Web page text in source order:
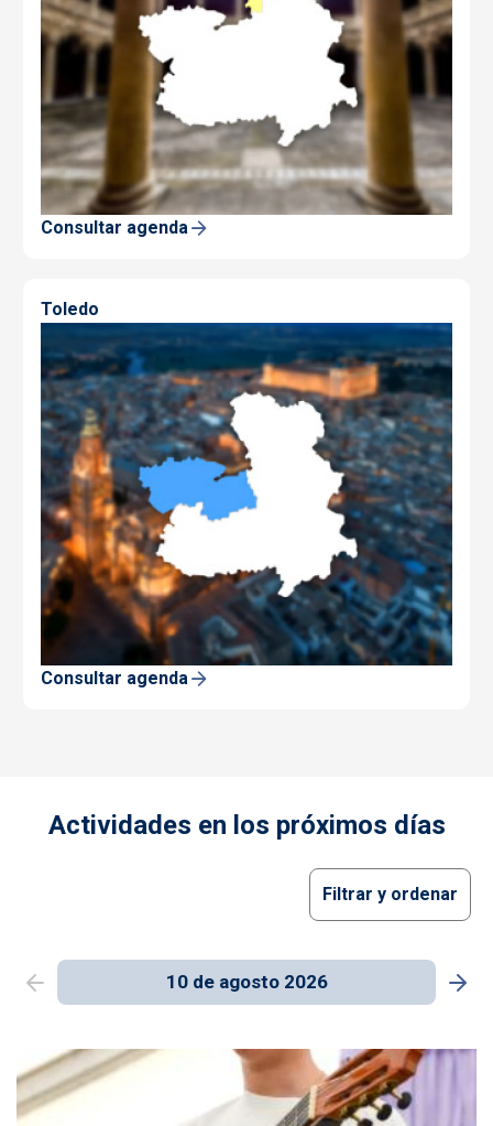
Consultar agenda
Toledo
Consultar agenda
Actividades en los próximos días
10 de agosto 2026
Filtrar y ordenar